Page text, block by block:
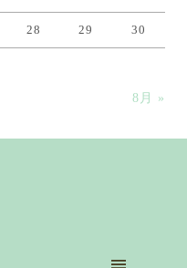
28 29 30
8月 »